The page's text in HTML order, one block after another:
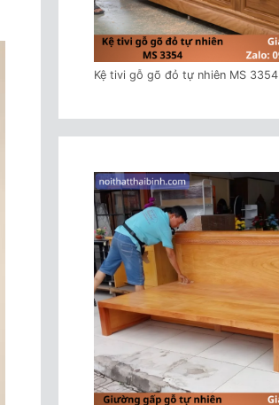
Kệ tivi gỗ gõ đỏ tự nhiên MS 3354